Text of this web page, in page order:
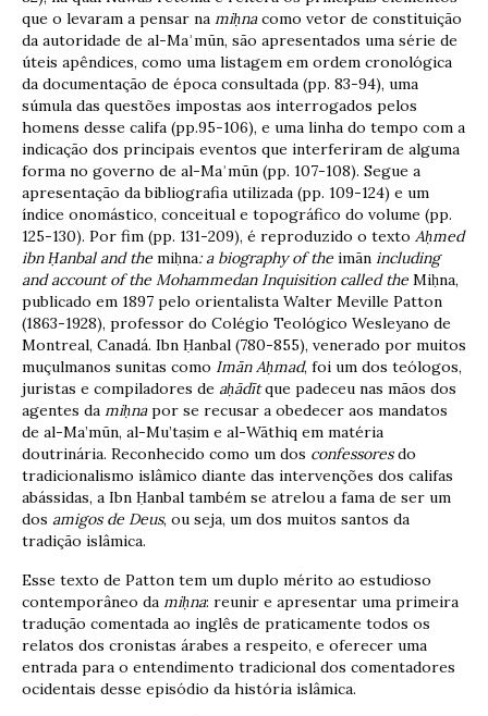
que o levaram a pensar na miḥnacomo vetor de constituição
da autoridade de al-Maʾmūn, são apresentados uma série de
úteis apêndices, como uma listagem em ordem cronológica
da documentação de época consultada (pp. 83-94), uma
súmula das questões impostas aos interrogados pelos
homens desse califa (pp.95-106), e uma linha do tempo com a
indicação dos principais eventos que interferiram de alguma
forma no governo de al-Maʾmūn (pp. 107-108). Segue a
apresentação da bibliografia utilizada (pp. 109-124) e um
índice onomástico, conceitual e topográfico do volume (pp.
125-130). Por fim (pp. 131-209), é reproduzido o texto Aḥmed
ibnḤanbal and the miḥna: a biography of the imān including
and account of the Mohammedan Inquisition called the Miḥna,
publicado em 1897 pelo orientalista Walter Meville Patton
(1863-1928), professor do Colégio Teológico Wesleyano de
Montreal, Canadá. Ibn Ḥanbal (780-855), venerado por muitos
muçulmanos sunitas como Imān Aḥmad, foi um dos teólogos,
juristas e compiladores de aḥādītque padeceu nas mãos dos
agentes da miḥnapor se recusar a obedecer aos mandatos
de al-Ma’mūn, al-Mu’taṣim e al-Wāthiq em matéria
doutrinária. Reconhecido como um dos confessoresdo
tradicionalismo islâmico diante das intervenções dos califas
abássidas, a Ibn Ḥanbal também se atrelou a fama de ser um
dos amigos de Deus, ou seja, um dos muitos santos da
tradição islâmica.
Esse texto de Patton tem um duplo mérito ao estudioso
contemporâneo da miḥna: reunir e apresentar uma primeira
tradução comentada ao inglês de praticamente todos os
relatos dos cronistas árabes a respeito, e oferecer uma
entrada para o entendimento tradicional dos comentadores
ocidentais desse episódio da história islâmica.